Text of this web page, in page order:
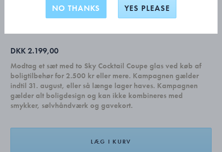
DKK 2.199,00
Modtag et sæt med to Sky Cocktail Coupe glas ved køb af
boligtilbehør for 2.500 kr eller mere. Kampagnen gælder
indtil 31. august, eller så længe lager haves. Kampagnen
gælder alt boligdesign og kan ikke kombineres med
smykker, sølvhåndværk og gavekort.
LÆG I KURV
NO THANKS YES PLEASE